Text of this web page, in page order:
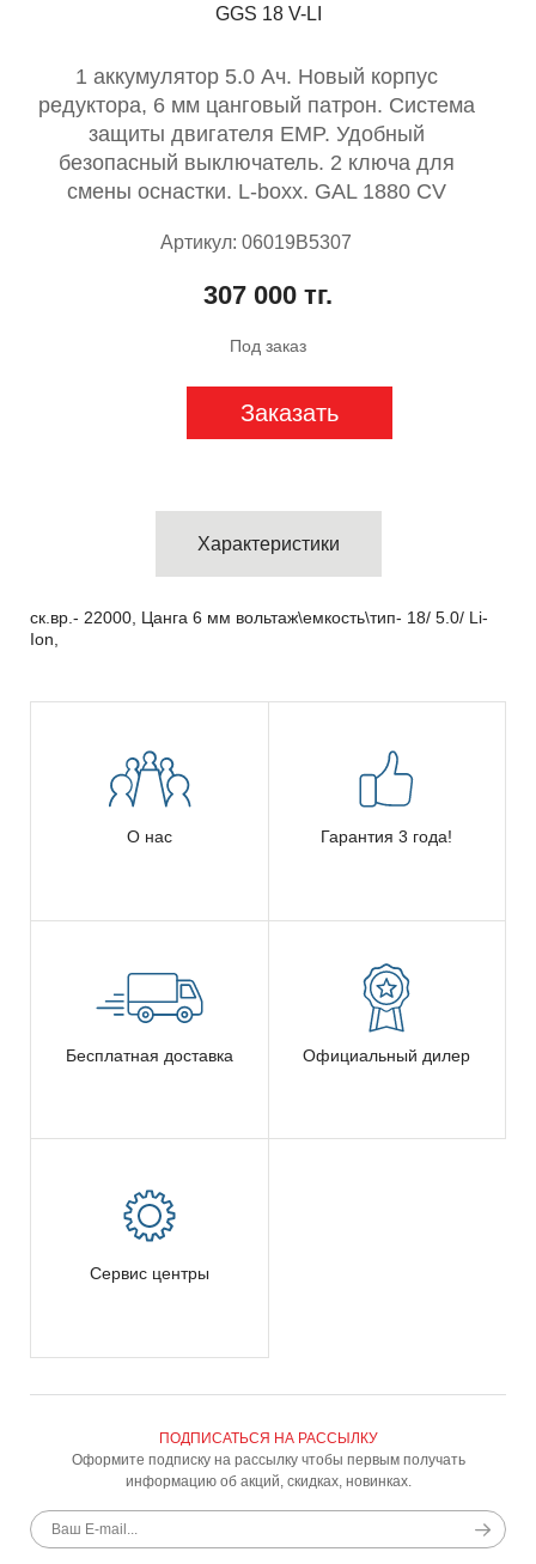
GGS 18 V-LI
1 аккумулятор 5.0 Ач. Новый корпус
редуктора, 6 мм цанговый патрон. Система
защиты двигателя EMP. Удобный
безопасный выключатель. 2 ключа для
смены оснастки. L-boxx. GAL 1880 CV
Артикул: 06019B5307
307 000 тг.
Под заказ
Заказать
Характеристики
ск.вр.- 22000, Цанга 6 мм вольтаж\емкость\тип- 18/ 5.0/ Li-
Ion,
О нас Гарантия 3 года!
Бесплатная доставка Официальный дилер
Сервис центры
ПОДПИСАТЬСЯ НА РАССЫЛКУ
Оформите подписку на рассылку чтобы первым получать
информацию об акций, скидках, новинках.